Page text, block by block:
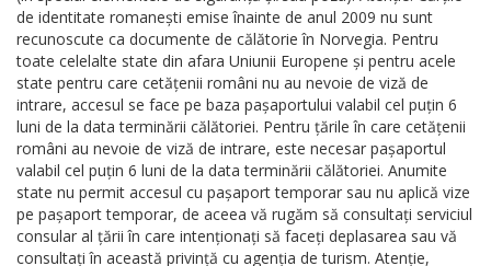
de identitate romanești emise înainte de anul 2009 nu sunt
recunoscute ca documente de călătorie în Norvegia. Pentru
toate celelalte state din afara Uniunii Europene și pentru acele
state pentru care cetățenii români nu au nevoie de viză de
intrare, accesul se face pe baza pașaportului valabil cel puțin 6
luni de la data terminării călătoriei. Pentru țările în care cetățenii
români au nevoie de viză de intrare, este necesar pașaportul
valabil cel puțin 6 luni de la data terminării călătoriei. Anumite
state nu permit accesul cu pașaport temporar sau nu aplică vize
pe pașaport temporar, de aceea vă rugăm să consultați serviciul
consular al țării în care intenționați să faceți deplasarea sau vă
consultați în această privință cu agenția de turism. Atenție,